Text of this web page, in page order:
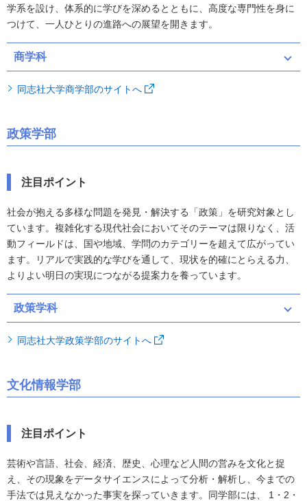
学系を設け、体系的に学びを深めるとともに、高度な専門性を身に
つけて、一人ひとりの進路への展望を開きます。
商学科
同志社大学商学部のサイトへ
政策学部
注目ポイント
社会が抱える多様な問題を発見・解決する「政策」を研究対象とし
ています。複雑化する現代社会においてそのテーマは限りなく、活
動フィールドは、国や地域、学問のカテゴリーを超えて広がってい
ます。リアルで実践的な学びを通して、現状を的確にとらえる力、
よりよい明日の実現につながる提案力を養っています。
政策学科
同志社大学政策学部のサイトへ
文化情報学部
注目ポイント
芸術や言語、社会、経済、歴史、心理など人間の営みを文化と捉
え、その現象をデータサイエンスによって分析・解析し、今までの
手法では見えなかった事実を探っていきます。同学部には、 1・2・